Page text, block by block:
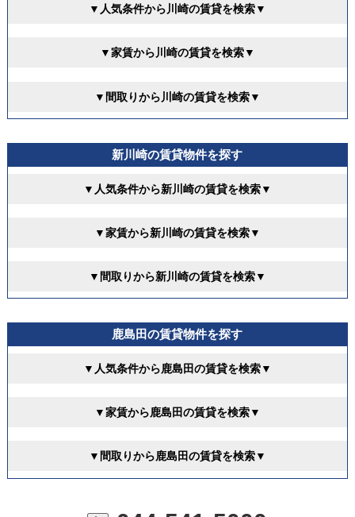
▼人気条件から川崎の賃貸を検索▼
▼家賃から川崎の賃貸を検索▼
▼間取りから川崎の賃貸を検索▼
新川崎の賃貸物件を探す
▼人気条件から新川崎の賃貸を検索▼
▼家賃から新川崎の賃貸を検索▼
▼間取りから新川崎の賃貸を検索▼
鹿島田の賃貸物件を探す
▼人気条件から鹿島田の賃貸を検索▼
▼家賃から鹿島田の賃貸を検索▼
▼間取りから鹿島田の賃貸を検索▼